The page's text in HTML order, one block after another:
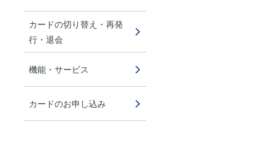
カードの切り替え・再発
行・退会
機能・サービス
カードのお申し込み